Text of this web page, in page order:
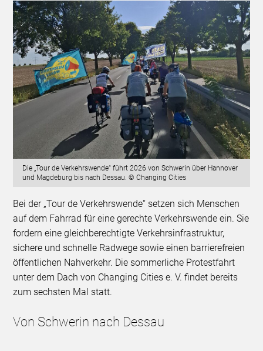
Die „Tour de Verkehrswende“ führt 2026 von Schwerin über Hannover
und Magdeburg bis nach Dessau. © Changing Cities
Bei der „Tour de Verkehrswende“ setzen sich Menschen
auf dem Fahrrad für eine gerechte Verkehrswende ein. Sie
fordern eine gleichberechtigte Verkehrsinfrastruktur,
sichere und schnelle Radwege sowie einen barrierefreien
öffentlichen Nahverkehr. Die sommerliche Protestfahrt
unter dem Dach von Changing Cities e. V. findet bereits
zum sechsten Mal statt.
Von Schwerin nach Dessau